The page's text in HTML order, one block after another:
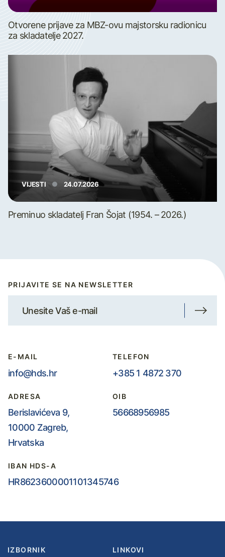
Otvorene prijave za MBZ-ovu majstorsku radionicu
za skladatelje 2027.
VIJESTI 24.07.2026
Preminuo skladatelj Fran Šojat (1954. – 2026.)
PRIJAVITE SE NA NEWSLETTER
E-MAIL
info@hds.hr
TELEFON
+385 1 4872 370
ADRESA
Berislavićeva 9,
10000 Zagreb,
Hrvatska
OIB
56668956985
IBAN HDS-A
HR8623600001101345746
IZBORNIK LINKOVI